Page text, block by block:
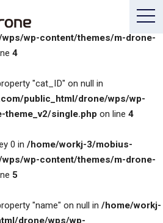
0 in/home/workj-3/mobius-
wp-content/themes/m-drone-
4
"cat_ID" on null in
public_html/drone/wps/wp-
single.php on line 4
0 in /home/workj-3/mobius-
wp-content/themes/m-drone-
5
"name" on null in /home/workj-
drone/wps/wp-